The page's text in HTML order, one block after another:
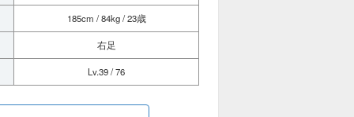
185cm / 84kg / 23歳
右足
Lv.39 / 76